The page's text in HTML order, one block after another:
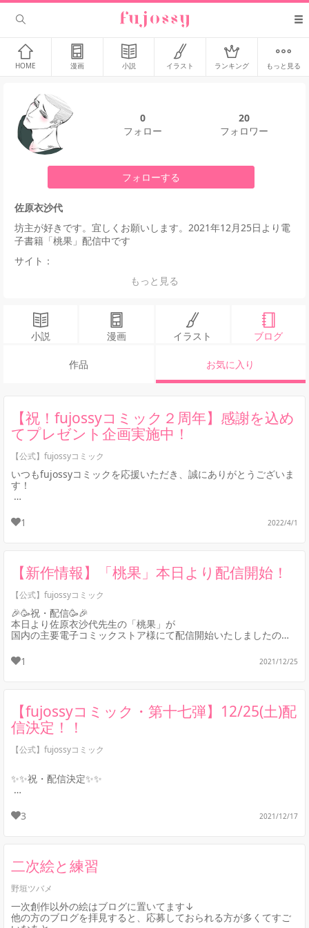
HOME 漫画 小説 イラスト ランキング もっと見る
0
フォロー
20
フォロワー
フォローする
佐原衣沙代
坊主が好きです。宜しくお願いします。2021年12月25日より電
子書籍「桃果」配信中です
サイト：
もっと見る
小説 漫画 イラスト ブログ
作品 お気に入り
【祝！fujossyコミック２周年】感謝を込め
てプレゼント企画実施中！
【公式】fujossyコミック
いつもfujossyコミックを応援いただき、誠にありがとうございま
す！
🎉 来る2022年4月4日は 🎉
🎉fujossyコミック配信から2周年🎉
1 2022/4/1
【新作情報】「桃果」本日より配信開始！
【公式】fujossyコミック
🎉🥳祝・配信🥳🎉
本日より佐原衣沙代先生の「桃果」が
国内の主要電子コミックストア様にて配信開始いたしましたので
▼▼▼作品紹介▼▼▼
1 2021/12/25
【fujossyコミック・第十七弾】12/25(土)配
信決定！！
【公式】fujossyコミック
✨✨祝・配信決定✨✨
佐原衣沙代先生が描く、青春短編集の配信日が決定！
『桃果』佐原衣沙代
それはまる...
3 2021/12/17
二次絵と練習
野垣ツバメ
一次創作以外の絵はブログに置いてます↓
他の方のブログを拝見すると、応募しておられる方が多くてすご